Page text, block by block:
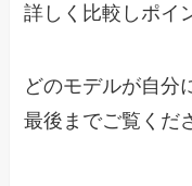
詳しく比較しポイ
どのモデルが自分
最後までご覧くだ